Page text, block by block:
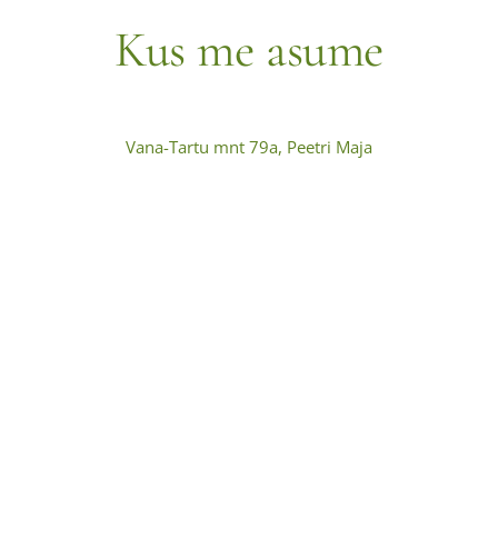
Kus me asume
Vana-Tartu mnt 79a, Peetri Maja